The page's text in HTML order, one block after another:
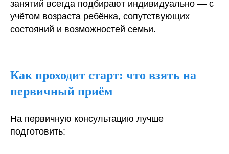
занятий всегда подбирают индивидуально — с
учётом возраста ребёнка, сопутствующих
состояний и возможностей семьи.
Как проходит старт: что взять на
первичный приём
На первичную консультацию лучше
подготовить: